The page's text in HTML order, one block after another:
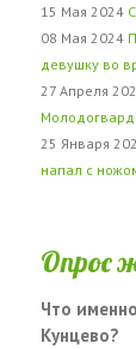
15 Мая 2024
08 Мая 2024
девушку во
27 Апреля
25 Января
напал с
Опрос
Что
Кунцево?